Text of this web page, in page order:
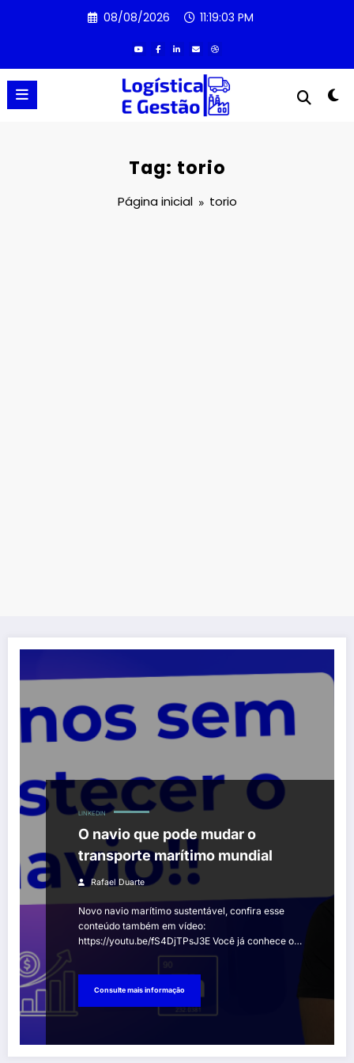
08/08/2026 11:19:03 PM
Tag: torio
Página inicial torio
LINKEDIN
O navio que pode mudar o
transporte marítimo mundial
Rafael Duarte
Novo navio marítimo sustentável, confira esse
conteúdo também em vídeo:
https://youtu.be/fS4DjTPsJ3E Você já conhece o…
Consulte mais informação